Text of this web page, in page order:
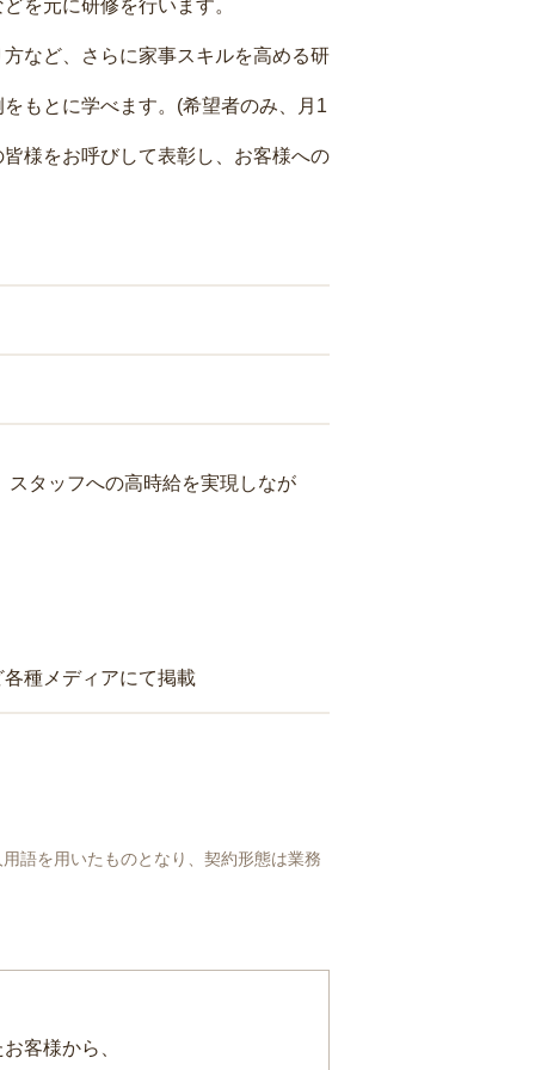
を元に研修を行います。
など、さらに家事スキルを高める研
もとに学べます。(希望者のみ、月1
様をお呼びして表彰し、お客様への
タッフへの高時給を実現しなが
種メディアにて掲載
語を用いたものとなり、契約形態は業務
客様から、